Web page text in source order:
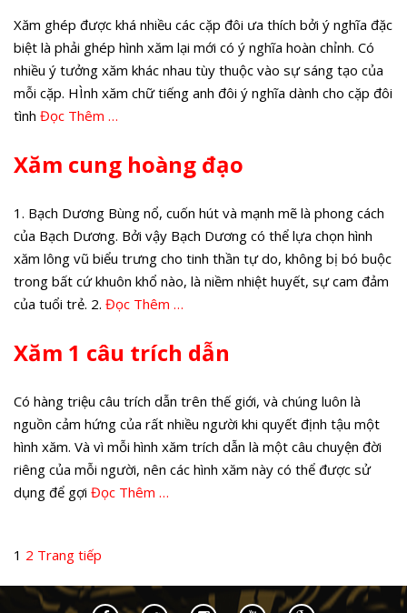
Xăm ghép được khá nhiều các cặp đôi ưa thích bởi ý nghĩa đặc
biệt là phải ghép hình xăm lại mới có ý nghĩa hoàn chỉnh. Có
nhiều ý tưởng xăm khác nhau tùy thuộc vào sự sáng tạo của
mỗi cặp. HÌnh xăm chữ tiếng anh đôi ý nghĩa dành cho cặp đôi
tình Đọc Thêm …
Xăm cung hoàng đạo
1. Bạch Dương Bùng nổ, cuốn hút và mạnh mẽ là phong cách
của Bạch Dương. Bởi vậy Bạch Dương có thể lựa chọn hình
xăm lông vũ biểu trưng cho tinh thần tự do, không bị bó buộc
trong bất cứ khuôn khổ nào, là niềm nhiệt huyết, sự cam đảm
của tuổi trẻ. 2. Đọc Thêm …
Xăm 1 câu trích dẫn
Có hàng triệu câu trích dẫn trên thế giới, và chúng luôn là
nguồn cảm hứng của rất nhiều người khi quyết định tậu một
hình xăm. Và vì mỗi hình xăm trích dẫn là một câu chuyện đời
riêng của mỗi người, nên các hình xăm này có thể được sử
dụng để gợi Đọc Thêm …
Phân
trang
Trang
1 Trang
2 Trang tiếp